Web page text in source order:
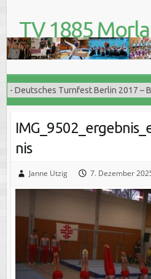
TV 1885
Der Turnverein für Jung und Alt
nis
Janne Utzig 7. Dezember